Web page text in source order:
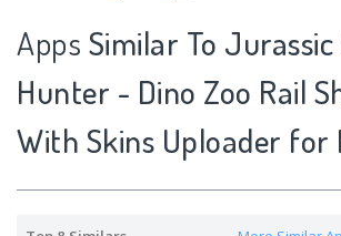
Apps Similar To
Hunter - Dino Zoo Rail
With Skins Uploader for